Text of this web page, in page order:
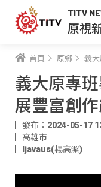
TITV
原視
首頁 原鄉 義
義大原專
展豐富創
發布：2024-05-17
高雄市
ljavaus(楊高潔)